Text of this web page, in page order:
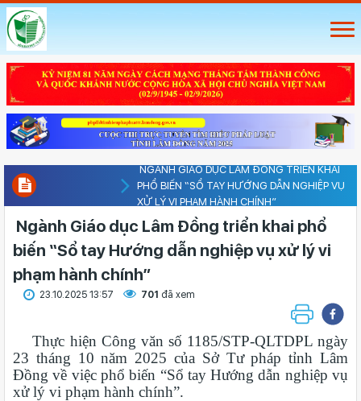
NGÀNH GIÁO DỤC LÂM ĐỒNG TRIỂN KHAI
PHỔ BIẾN “SỔ TAY HƯỚNG DẪN NGHIỆP VỤ
XỬ LÝ VI PHẠM HÀNH CHÍNH”
Ngành Giáo dục Lâm Đồng triển khai phổ
biến “Sổ tay Hướng dẫn nghiệp vụ xử lý vi
phạm hành chính”
23.10.2025 13:57 701 đã xem
Thực hiện Công văn số 1185/STP-QLTDPL ngày
23 tháng 10 năm 2025 của Sở Tư pháp tỉnh Lâm
Đồng về việc phổ biến “Sổ tay Hướng dẫn nghiệp vụ
xử lý vi phạm hành chính”.